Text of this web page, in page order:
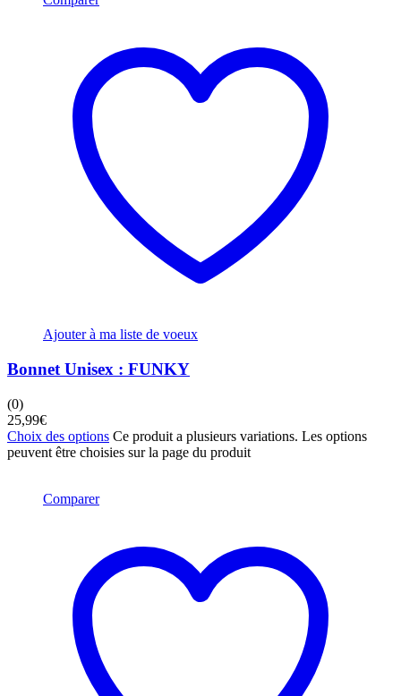
Ajouter à ma liste de voeux
Bonnet Unisex : FUNKY
(0)
25,99€
Choix des options Ce produit a plusieurs variations. Les options
peuvent être choisies sur la page du produit
Comparer